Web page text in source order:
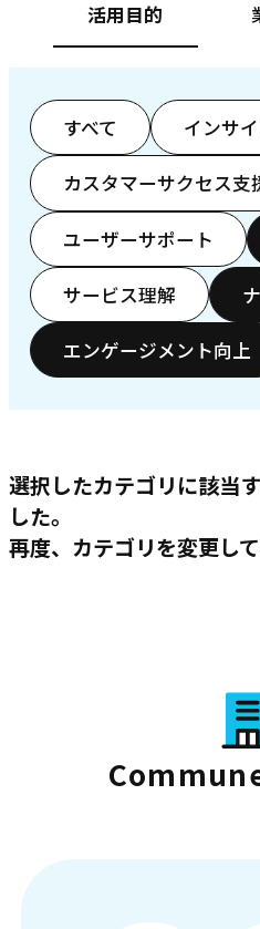
活用目的
すべて インサ
カスタマーサクセス支
ユーザーサポート
サービス理解
エンゲージメント向上
選択したカテゴリに該当
した。
再度、カテゴリを変更し